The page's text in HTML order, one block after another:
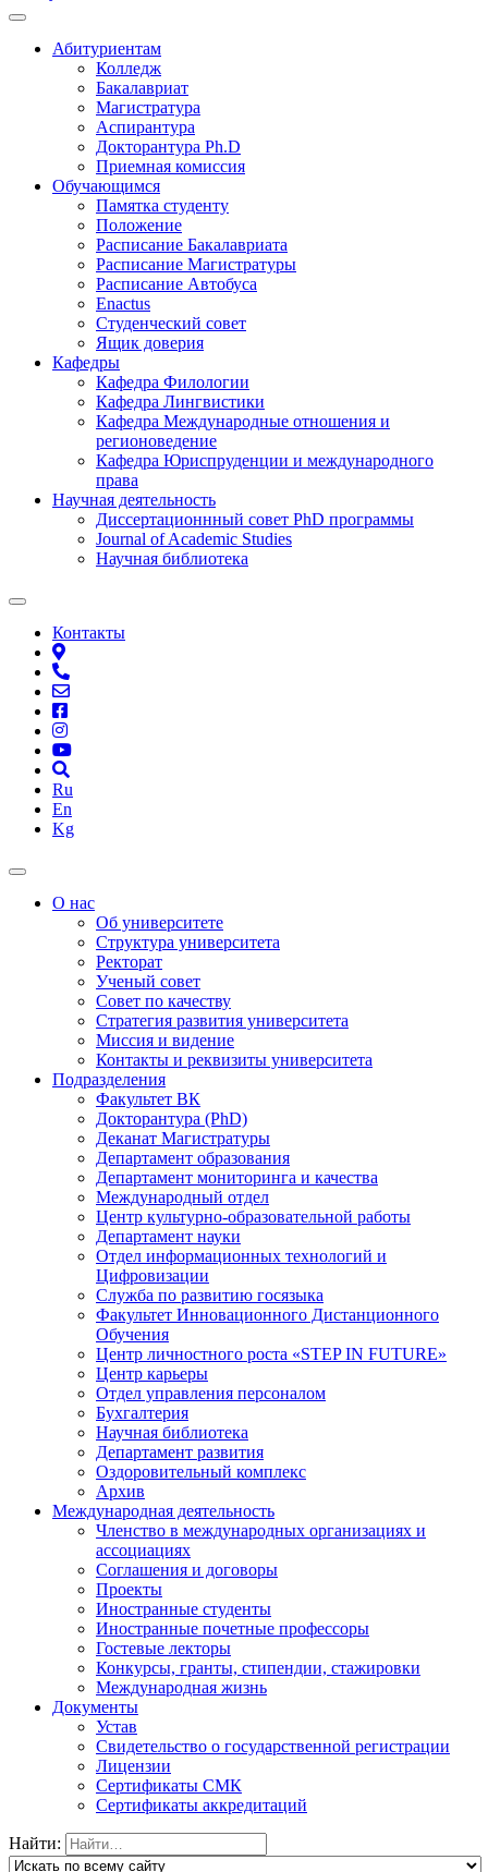
Абитуриентам
Колледж
Бакалавриат
Магистратура
Аспирантура
Докторантура Ph.D
Приемная комиссия
Обучающимся
Памятка студенту
Положение
Расписание Бакалавриата
Расписание Магистратуры
Расписание Автобуса
Enactus
Студенческий совет
Ящик доверия
Кафедры
Кафедра Филологии
Кафедра Лингвистики
Кафедра Международные отношения и
регионоведение
Кафедра Юриспруденции и международного
права
Научная деятельность
Диссертационнный совет PhD программы
Journal of Academic Studies
Научная библиотека
Контакты
Ru
En
Kg
О нас
Об университете
Структура университета
Ректорат
Ученый совет
Совет по качеству
Стратегия развития университета
Миссия и видение
Контакты и реквизиты университета
Подразделения
Факультет ВК
Докторантура (PhD)
Деканат Магистратуры
Департамент образования
Департамент мониторинга и качества
Международный отдел
Центр культурно-образовательной работы
Департамент науки
Отдел информационных технологий и
Цифровизации
Служба по развитию госязыка
Факультет Инновационного Дистанционного
Обучения
Центр личностного роста «STEP IN FUTURE»
Центр карьеры
Отдел управления персоналом
Бухгалтерия
Научная библиотека
Департамент развития
Оздоровительный комплекс
Архив
Международная деятельность
Членство в международных организациях и
ассоциациях
Соглашения и договоры
Проекты
Иностранные студенты
Иностранные почетные профессоры
Гостевые лекторы
Конкурсы, гранты, стипендии, стажировки
Международная жизнь
Документы
Устав
Свидетельство о государственной регистрации
Лицензии
Сертификаты СМК
Сертификаты аккредитаций
Найти: